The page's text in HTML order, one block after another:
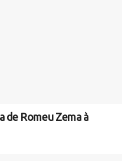
de Romeu Zema à